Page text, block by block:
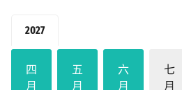
2027
四
月
五
月
六
月
七
月